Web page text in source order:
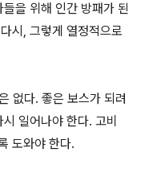
을 위해 인간 방패가 된
시, 그렇게 열정적으로
없다. 좋은 보스가 되려
일어나야 한다. 고비
도와야 한다.